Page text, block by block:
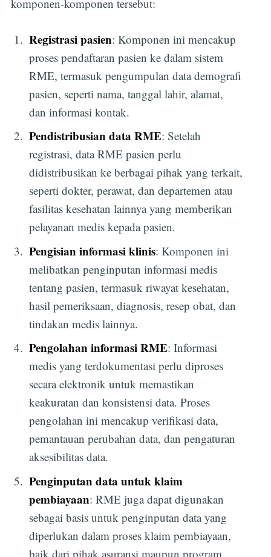
komponen-komponen tersebut:
Registrasi pasien: Komponen ini mencakup
proses pendaftaran pasien ke dalam sistem
RME, termasuk pengumpulan data demografi
pasien, seperti nama, tanggal lahir, alamat,
dan informasi kontak.
Pendistribusian data RME: Setelah
registrasi, data RME pasien perlu
didistribusikan ke berbagai pihak yang terkait,
seperti dokter, perawat, dan departemen atau
fasilitas kesehatan lainnya yang memberikan
pelayanan medis kepada pasien.
Pengisian informasi klinis: Komponen ini
melibatkan penginputan informasi medis
tentang pasien, termasuk riwayat kesehatan,
hasil pemeriksaan, diagnosis, resep obat, dan
tindakan medis lainnya.
Pengolahan informasi RME: Informasi
medis yang terdokumentasi perlu diproses
secara elektronik untuk memastikan
keakuratan dan konsistensi data. Proses
pengolahan ini mencakup verifikasi data,
pemantauan perubahan data, dan pengaturan
aksesibilitas data.
Penginputan data untuk klaim
pembiayaan: RME juga dapat digunakan
sebagai basis untuk penginputan data yang
diperlukan dalam proses klaim pembiayaan,
baik dari pihak asuransi maupun program